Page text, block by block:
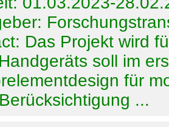
Das Projekt wird
soll im
für
...